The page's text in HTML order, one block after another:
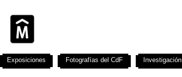
Exposiciones Fotografías del CdF Investigación